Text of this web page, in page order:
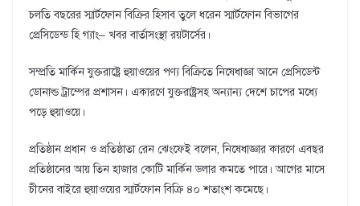
চলতি বছরের স্মার্টফোন বিক্রির হিসাব তুলে ধরেন স্মার্টফোন বিভাগের
প্রেসিডেন্ড হি গ্যাং– খবর বার্তাসংস্থা রয়টার্সের।
সম্প্রতি মার্কিন যুক্তরাষ্ট্রে হুয়াওয়ের পণ্য বিক্রিতে নিষেধাজ্ঞা আনে প্রেসিডেন্ট
ডোনাল্ড ট্রাম্পের প্রশাসন। একারণে যুক্তরাষ্ট্রসহ অন্যান্য দেশে চাপের মধ্যে
পড়ে হুয়াওয়ে।
প্রতিষ্ঠান প্রধান ও প্রতিষ্ঠাতা রেন ঝেংফেই বলেন, নিষেধাজ্ঞার কারণে এবছর
প্রতিষ্ঠানের আয় তিন হাজার কোটি মার্কিন ডলার কমতে পারে। আগের মাসে
চীনের বাইরে হুয়াওয়ের স্মার্টফোন বিক্রি ৪০ শতাংশ কমেছে।